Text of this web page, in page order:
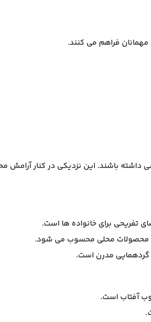
فراهم می کنند.
باشند. این نزدیکی در کنار آرامش